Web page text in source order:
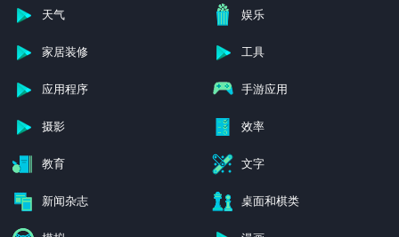
天气 娱乐
家居装修 工具
应用程序 手游应用
摄影 效率
教育 文字
新闻杂志 桌面和棋类